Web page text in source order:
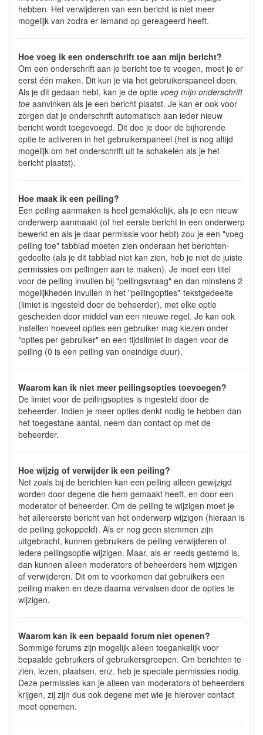
hebben. Het verwijderen van een bericht is niet meer
mogelijk van zodra er iemand op gereageerd heeft.
Hoe voeg ik een onderschrift toe aan mijn bericht?
Om een onderschrift aan je bericht toe te voegen, moet je er
eerst één maken. Dit kun je via het gebruikerspaneel doen.
Als je dit gedaan hebt, kan je de optie voeg mijn onderschrift
toe aanvinken als je een bericht plaatst. Je kan er ook voor
zorgen dat je onderschrift automatisch aan ieder nieuw
bericht wordt toegevoegd. Dit doe je door de bijhorende
optie te activeren in het gebruikerspaneel (het is nog altijd
mogelijk om het onderschrift uit te schakelen als je het
bericht plaatst).
Hoe maak ik een peiling?
Een peiling aanmaken is heel gemakkelijk, als je een nieuw
onderwerp aanmaakt (of het eerste bericht in een onderwerp
bewerkt en als je daar permissie voor hebt) zou je een "voeg
peiling toe" tabblad moeten zien onderaan het berichten-
gedeelte (als je dit tabblad niet kan zien, heb je niet de juiste
permissies om peilingen aan te maken). Je moet een titel
voor de peiling invullen bij "peilingsvraag" en dan minstens 2
mogelijkheden invullen in het "peilingopties"-tekstgedeelte
(limiet is ingesteld door de beheerder), met elke optie
gescheiden door middel van een nieuwe regel. Je kan ook
instellen hoeveel opties een gebruiker mag kiezen onder
"opties per gebruiker" en een tijdslimiet in dagen voor de
peiling (0 is een peiling van oneindige duur).
Waarom kan ik niet meer peilingsopties toevoegen?
De limiet voor de peilingsopties is ingesteld door de
beheerder. Indien je meer opties denkt nodig te hebben dan
het toegestane aantal, neem dan contact op met de
beheerder.
Hoe wijzig of verwijder ik een peiling?
Net zoals bij de berichten kan een peiling alleen gewijzigd
worden door degene die hem gemaakt heeft, en door een
moderator of beheerder. Om de peiling te wijzigen moet je
het allereerste bericht van het onderwerp wijzigen (hieraan is
de peiling gekoppeld). Als er nog geen stemmen zijn
uitgebracht, kunnen gebruikers de peiling verwijderen of
iedere peilingsoptie wijzigen. Maar, als er reeds gestemd is,
dan kunnen alleen moderators of beheerders hem wijzigen
of verwijderen. Dit om te voorkomen dat gebruikers een
peiling maken en deze daarna vervalsen door de opties te
wijzigen.
Waarom kan ik een bepaald forum niet openen?
Sommige forums zijn mogelijk alleen toegankelijk voor
bepaalde gebruikers of gebruikersgroepen. Om berichten te
zien, lezen, plaatsen, enz. heb je speciale permissies nodig.
Deze permissies kan je alleen van moderators of beheerders
krijgen, zij zijn dus ook degene met wie je hierover contact
moet opnemen.